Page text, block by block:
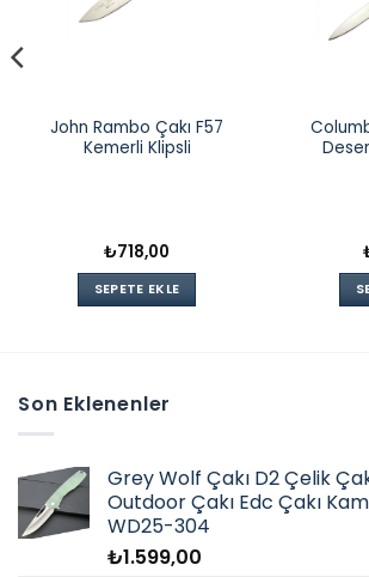
John Rambo Çakı F57
Kemerli Klipsli
₺718,00
SEPETE EKLE
Son Eklenenler
Grey Wolf Çakı D2 Çelik
Outdoor Çakı Edc Çakı
WD25-304
₺1.599,00